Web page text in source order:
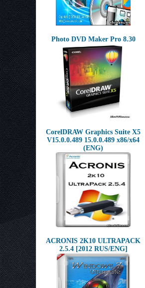
Photo DVD Maker Pro 8.30
CorelDRAW Graphics Suite X5
V15.0.0.489 15.0.0.489 x86/x64
(ENG)
ACRONIS 2K10 ULTRAPACK
2.5.4 [2012 RUS/ENG]